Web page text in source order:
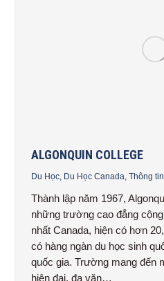
ALGONQUIN COLLEGE
Du Học Du Học Canada Thông tin
Thành lập năm 1967,
những trường cao đẳng
nhất Canada, hiện có hơn
có hàng ngàn du học sinh
quốc gia. Trường mang đến
hiện đại, đa văn…